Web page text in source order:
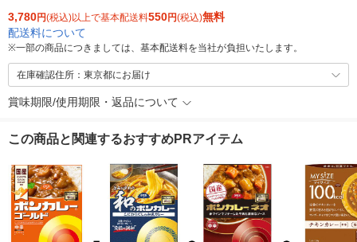
3,780円(税込)以上で基本配送料550円(税込)無料
配送料について
※一部の商品につきましては、基本配送料を当社が負担いたします。
在庫確認住所：東京都にお届け
賞味期限/使用期限・返品について
この商品と関連するおすすめPRアイテム